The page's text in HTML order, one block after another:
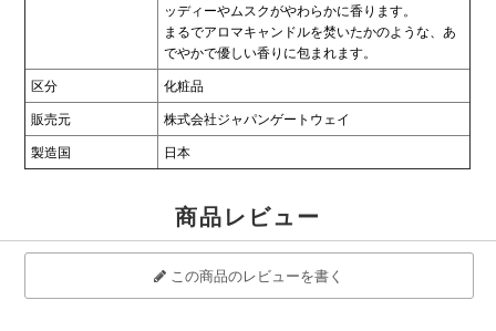
ッディーやムスクがやわらかに香ります。
まるでアロマキャンドルを焚いたかのような、あ
でやかで優しい香りに包まれます。
区分
化粧品
販売元
株式会社ジャパンゲートウェイ
製造国
日本
商品レビュー
この商品のレビューを書く